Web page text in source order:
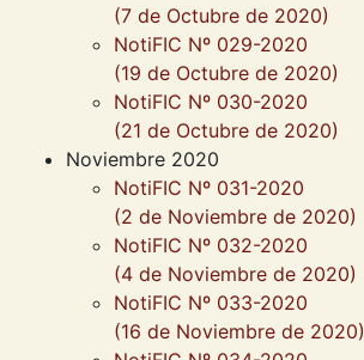
(7 de Octubre de 2020)
NotiFIC Nº 029-2020
(19 de Octubre de 2020)
NotiFIC Nº 030-2020
(21 de Octubre de 2020)
Noviembre 2020
NotiFIC Nº 031-2020
(2 de Noviembre de 2020)
NotiFIC Nº 032-2020
(4 de Noviembre de 2020)
NotiFIC Nº 033-2020
(16 de Noviembre de 2020)